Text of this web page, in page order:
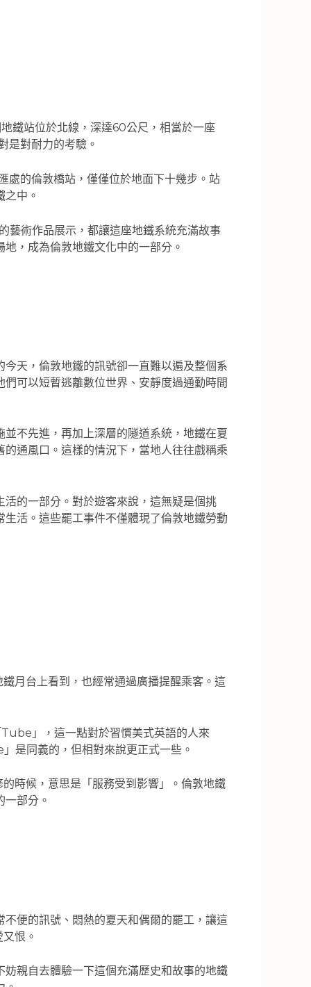
鐵站位於北線，深達60公尺，相當於一座
是對耐力的考驗。
的倫敦橋站，僅僅位於地面下十幾步。站
中。
藝術作品展示，都讓這座地鐵系統充滿故事
，成為倫敦地鐵文化中的一部分。
天，倫敦地鐵的訊號卻一直難以遍及整個系
可以短暫逃離數位世界、安靜度過通勤時間
不先進，再加上深層的隧道系統，地鐵在夏
通風口。這樣的情況下，當地人往往戲稱乘
的一部分。對於遊客來說，這無疑是個挑
活。這些罷工事件不僅體現了倫敦地鐵勞動
月台上看到，也經常通過廣播提醒乘客。這
」，這一點對於習慣美式英語的人來
是同義的，但相對來說更正式一些。
時候，意思是「服務受到影響」。倫敦地鐵
部分。
便的訊號、悶熱的夏天和偶爾的罷工，讓這
恨。
親自去體驗一下這個充滿歷史和故事的地鐵